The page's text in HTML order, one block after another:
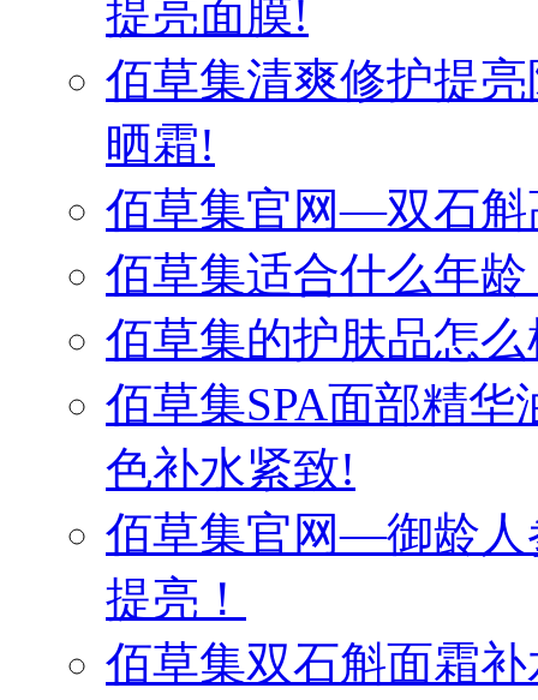
提亮面膜!
佰草集清爽修护提
晒霜!
佰草集官网—双石斛
佰草集适合什么年龄
佰草集的护肤品怎
佰草集SPA面部精
色补水紧致!
佰草集官网—御龄人
提亮！
佰草集双石斛面霜